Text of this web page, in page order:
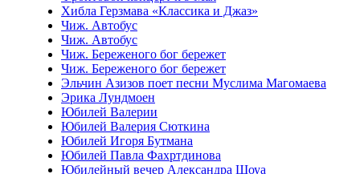
Хибла Герзмава «Классика и Джаз»
Чиж. Автобус
Чиж. Автобус
Чиж. Береженого бог бережет
Чиж. Береженого бог бережет
Эльчин Азизов поет песни Муслима Магомаева
Эрика Лундмоен
Юбилей Валерии
Юбилей Валерия Сюткина
Юбилей Игоря Бутмана
Юбилей Павла Фахртдинова
Юбилейный вечер Александра Шоуа